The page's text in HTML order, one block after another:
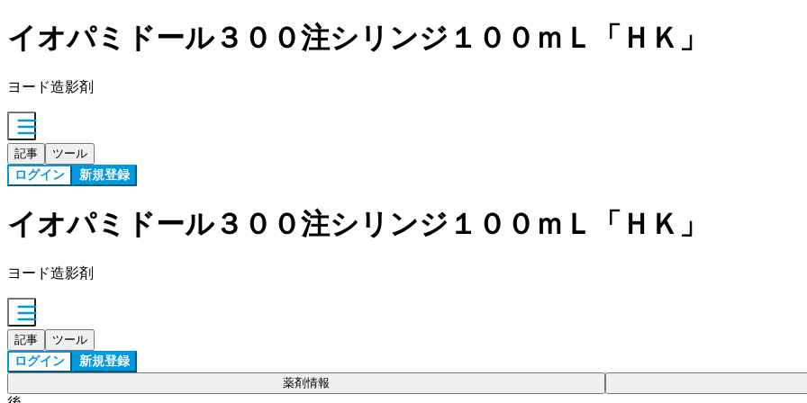
イオパミドール３００注シリンジ１００ｍＬ「ＨＫ」
ヨード造影剤
記事 ツール
ログイン 新規登録
イオパミドール３００注シリンジ１００ｍＬ「ＨＫ」
ヨード造影剤
記事 ツール
ログイン 新規登録
薬剤情報